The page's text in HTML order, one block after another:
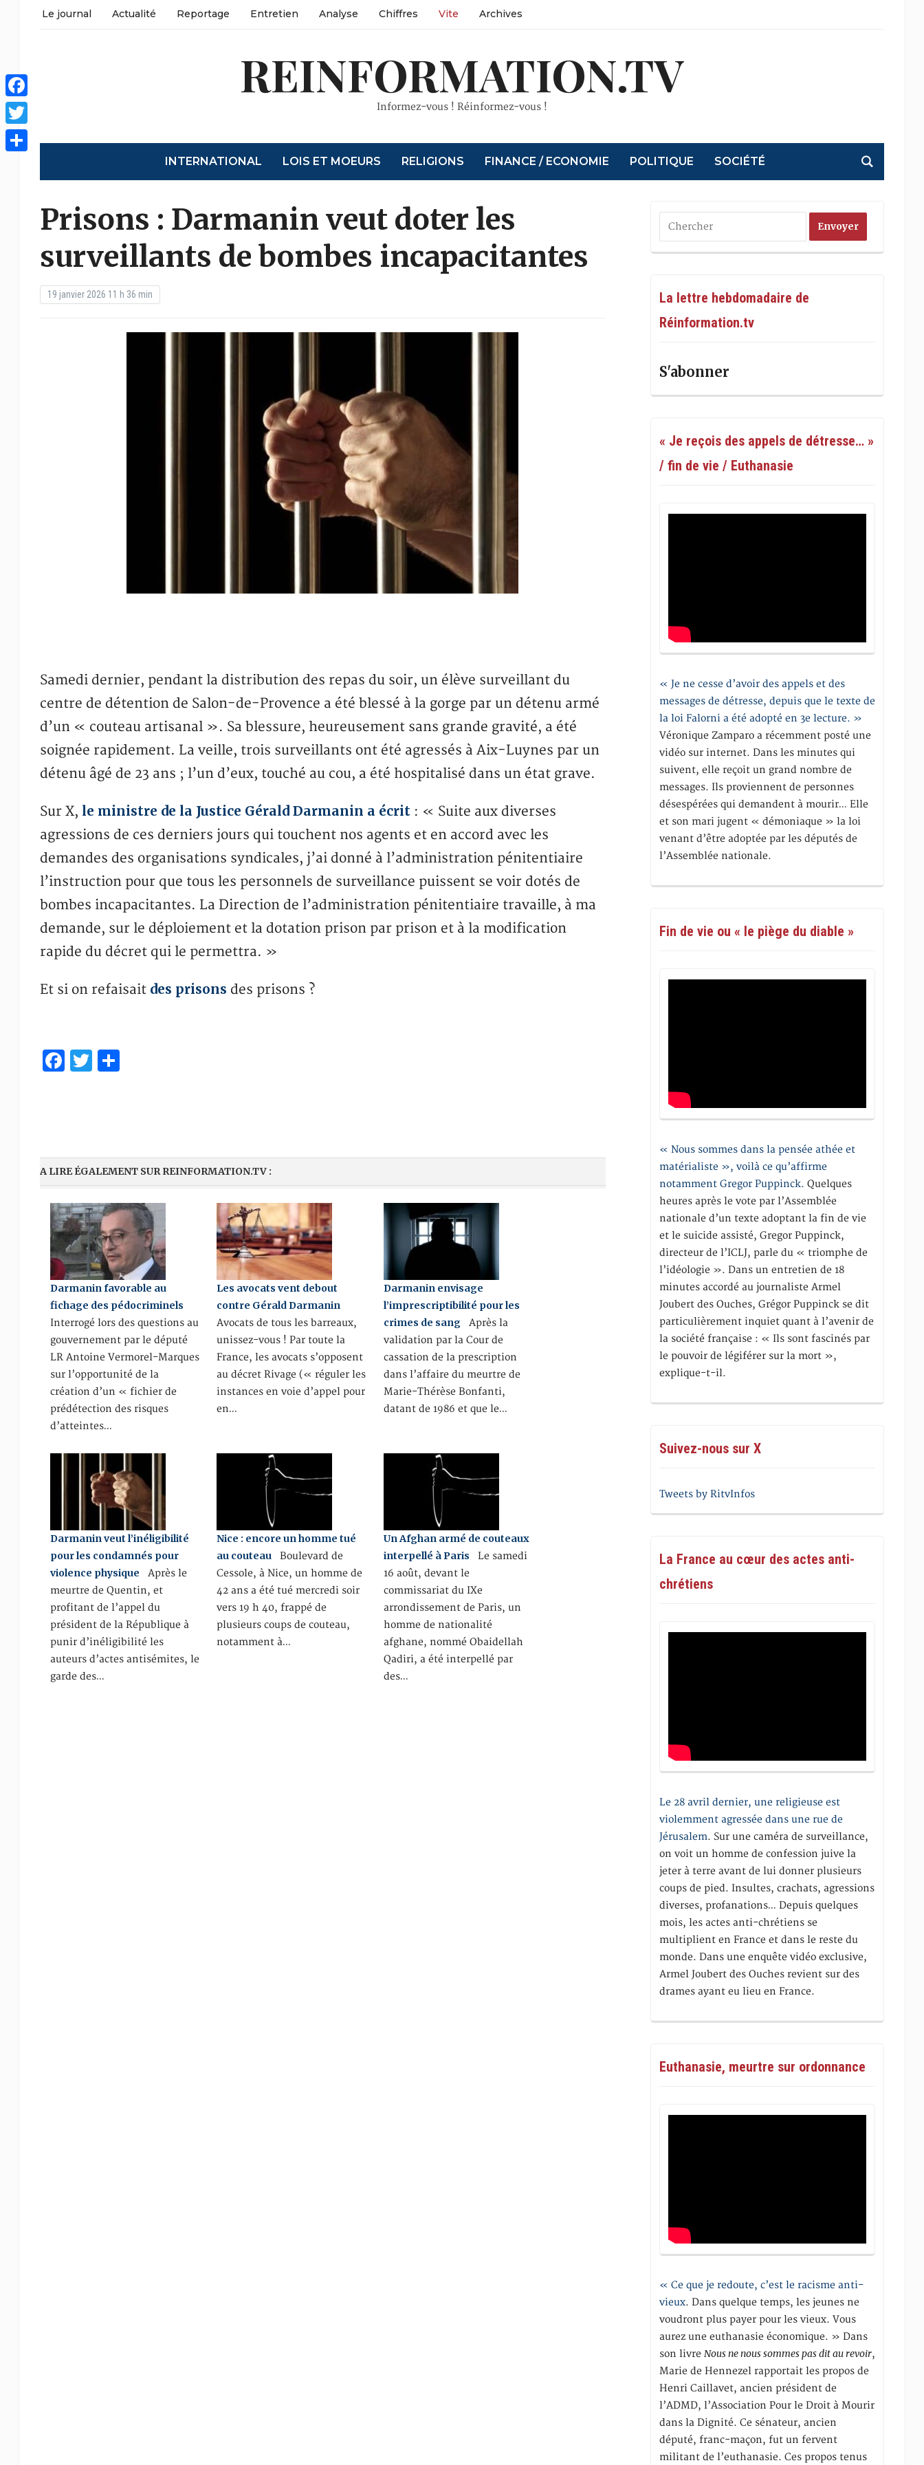
Le journal Actualité Reportage Entretien Analyse Chiffres Vite Archives
REINFORMATION.TV
Informez-vous ! Réinformez-vous !
INTERNATIONAL LOIS ET MOEURS RELIGIONS FINANCE / ECONOMIE POLITIQUE SOCIÉTÉ
Prisons : Darmanin veut doter les
surveillants de bombes incapacitantes
19 janvier 2026 11 h 36 min
Samedi dernier, pendant la distribution des repas du soir, un élève surveillant du
centre de détention de Salon-de-Provence a été blessé à la gorge par un détenu armé
d’un « couteau artisanal ». Sa blessure, heureusement sans grande gravité, a été
soignée rapidement. La veille, trois surveillants ont été agressés à Aix-Luynes par un
détenu âgé de 23 ans ; l’un d’eux, touché au cou, a été hospitalisé dans un état grave.
Sur X, le ministre de la Justice Gérald Darmanin a écrit: « Suite aux diverses
agressions de ces derniers jours qui touchent nos agents et en accord avec les
demandes des organisations syndicales, j’ai donné à l’administration pénitentiaire
l’instruction pour que tous les personnels de surveillance puissent se voir dotés de
bombes incapacitantes. La Direction de l’administration pénitentiaire travaille, à ma
demande, sur le déploiement et la dotation prison par prison et à la modification
rapide du décret qui le permettra. »
Et si on refaisait des prisons des prisons ?
Facebook
Twitter
Partager
A LIRE ÉGALEMENT SUR REINFORMATION.TV :
Darmanin favorable au
fichage des pédocriminels
Interrogé lors des questions au
gouvernement par le député
LR Antoine Vermorel-Marques
sur l’opportunité de la
création d’un « fichier de
prédétection des risques
d’atteintes…
Les avocats vent debout
contre Gérald Darmanin
Avocats de tous les barreaux,
unissez-vous ! Par toute la
France, les avocats s’opposent
au décret Rivage (« réguler les
instances en voie d’appel pour
en…
Darmanin envisage
l’imprescriptibilité pour les
crimes de sangAprès la
validation par la Cour de
cassation de la prescription
dans l’affaire du meurtre de
Marie-Thérèse Bonfanti,
datant de 1986 et que le…
Darmanin veut l’inéligibilité
pour les condamnés pour
violence physique Après le
meurtre de Quentin, et
profitant de l’appel du
président de la République à
punir d’inéligibilité les
auteurs d’actes antisémites, le
garde des…
Nice : encore un homme tué
au couteau Boulevard de
Cessole, à Nice, un homme de
42 ans a été tué mercredi soir
vers 19 h 40, frappé de
plusieurs coups de couteau,
notamment à…
Un Afghan armé de couteaux
interpellé à Paris Le samedi
16 août, devant le
commissariat du IXe
arrondissement de Paris, un
homme de nationalité
afghane, nommé Obaidellah
Qadiri, a été interpellé par
des…
La lettre hebdomadaire de
Réinformation.tv
S'abonner
« Je reçois des appels de détresse… »
/ fin de vie / Euthanasie
« Je ne cesse d’avoir des appels et des
messages de détresse, depuis que le texte de
la loi Falorni a été adopté en 3e lecture. »
Véronique Zamparo a récemment posté une
vidéo sur internet. Dans les minutes qui
suivent, elle reçoit un grand nombre de
messages. Ils proviennent de personnes
désespérées qui demandent à mourir… Elle
et son mari jugent « démoniaque » la loi
venant d’être adoptée par les députés de
l’Assemblée nationale.
Fin de vie ou « le piège du diable »
« Nous sommes dans la pensée athée et
matérialiste », voilà ce qu’affirme
notamment Gregor Puppinck. Quelques
heures après le vote par l’Assemblée
nationale d’un texte adoptant la fin de vie
et le suicide assisté, Gregor Puppinck,
directeur de l’ICLJ, parle du « triomphe de
l’idéologie ». Dans un entretien de 18
minutes accordé au journaliste Armel
Joubert des Ouches, Grégor Puppinck se dit
particulièrement inquiet quant à l’avenir de
la société française : « Ils sont fascinés par
le pouvoir de légiférer sur la mort »,
explique-t-il.
Suivez-nous sur X
Tweets by RitvInfos
La France au cœur des actes anti-
chrétiens
Le 28 avril dernier, une religieuse est
violemment agressée dans une rue de
Jérusalem. Sur une caméra de surveillance,
on voit un homme de confession juive la
jeter à terre avant de lui donner plusieurs
coups de pied. Insultes, crachats, agressions
diverses, profanations… Depuis quelques
mois, les actes anti-chrétiens se
multiplient en France et dans le reste du
monde. Dans une enquête vidéo exclusive,
Armel Joubert des Ouches revient sur des
drames ayant eu lieu en France.
Euthanasie, meurtre sur ordonnance
« Ce que je redoute, c’est le racisme anti-
vieux. Dans quelque temps, les jeunes ne
voudront plus payer pour les vieux. Vous
aurez une euthanasie économique. » Dans
son livreNous ne nous sommes pas dit au revoir,
Marie de Hennezel rapportait les propos de
Henri Caillavet, ancien président de
l’ADMD, l’Association Pour le Droit à Mourir
dans la Dignité. Ce sénateur, ancien
député, franc-maçon, fut un fervent
militant de l’euthanasie. Ces propos tenus
Facebook
Twitter